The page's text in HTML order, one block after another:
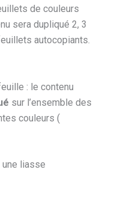
de couleurs
sera dupliqué 2, 3
autocopiants.
: le contenu
sur l’ensemble des
couleurs (
une liasse